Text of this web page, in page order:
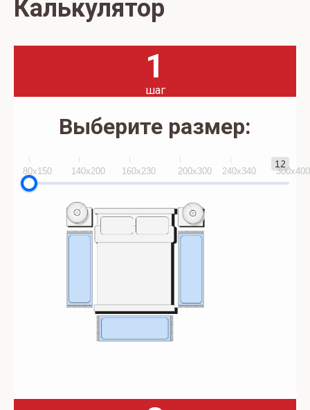
Калькулятор
1
шаг
Выберите размер:
12
80x150 140х200 160х230 200х300 240х340 300х400